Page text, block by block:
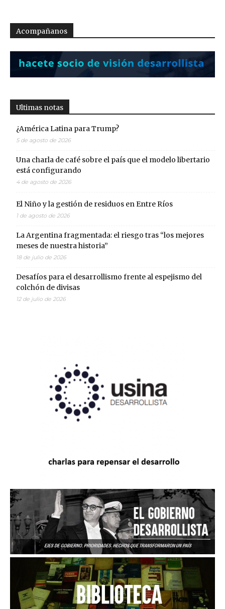
Acompañanos
Ultimas notas
¿América Latina para Trump?
5 de agosto de 2026
Una charla de café sobre el país que el modelo libertario
está configurando
4 de agosto de 2026
El Niño y la gestión de residuos en Entre Ríos
1 de agosto de 2026
La Argentina fragmentada: el riesgo tras “los mejores
meses de nuestra historia”
18 de julio de 2026
Desafíos para el desarrollismo frente al espejismo del
colchón de divisas
12 de julio de 2026